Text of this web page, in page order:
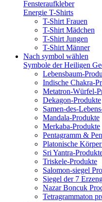
Fensteraufkleber
Energie T-Shirts
T-Shirt Frauen
T-Shirt Mädchen
T-Shirt Jungen
T-Shirt Männer
Nach symbol wählen
Symbole der Heiligen
Lebensbaum-
Indische Chakra-
Metatron-Würfel-
Dekagon-Produkte
Samen-des-
Mandala-Produkte
Merkaba-Produkte
Pentagramm &
Platonische
Sri Yantra-
Triskele-Produkte
Salomon-siegel
Siegel der 7
Nazar Boncuk
Tetragrammaton